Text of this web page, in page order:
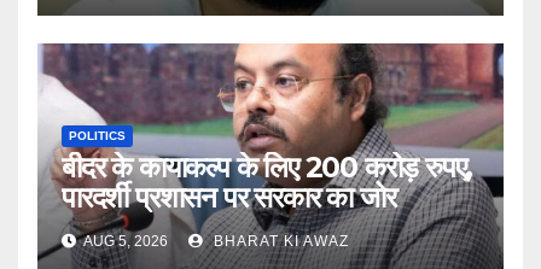
POLITICS
बीदर के कायाकल्प के लिए 200 करोड़ रुपए,
पारदर्शी प्रशासन पर सरकार का जोर
AUG 5, 2026 BHARAT KI AWAZ